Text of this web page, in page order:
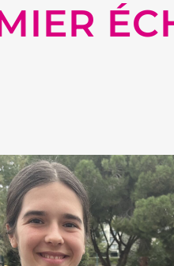
TRAVAILLER
ÉGALITÉ
HOMMES
DOCUMENTS